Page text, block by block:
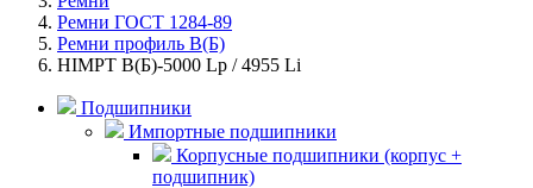
Ремни ГОСТ 1284-89
Ремни профиль В(Б)
HIMPT В(Б)-5000 Lp / 4955 Li
Подшипники
Импортные подшипники
Корпусные подшипники (корпус +
подшипник)